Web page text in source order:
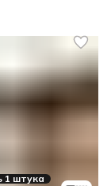
1 штука